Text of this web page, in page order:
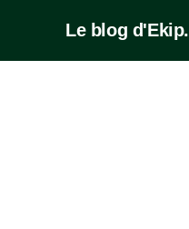
Le blog d'Ekip.